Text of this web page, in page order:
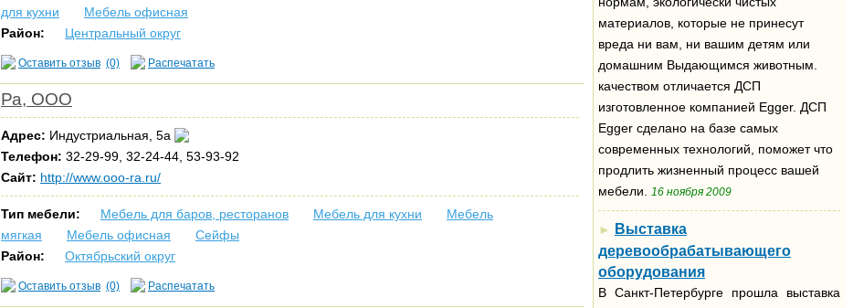
для кухни
Мебель офисная
Район:
Центральный округ
Оставить отзыв (0) Распечатать
Ра, ООО
Адрес: Индустриальная, 5а
Телефон: 32-29-99, 32-24-44, 53-93-92
Сайт: http://www.ooo-ra.ru/
Тип мебели: Мебель для баров, ресторанов Мебель для кухни
Мебель
мягкая
Мебель офисная
Сейфы
Район:
Октябрьский округ
Оставить отзыв (0) Распечатать
материалов, которые не принесут
вреда ни вам, ни вашим детям или
домашним Выдающимся животным.
качеством отличается ДСП
изготовленное компанией Egger. ДСП
Egger сделано на базе самых
современных технологий, поможет что
продлить жизненный процесс вашей
мебели. 16 ноября 2009
►
Выставка
деревообрабатывающего
оборудования
В Санкт-Петербурге прошла выставка